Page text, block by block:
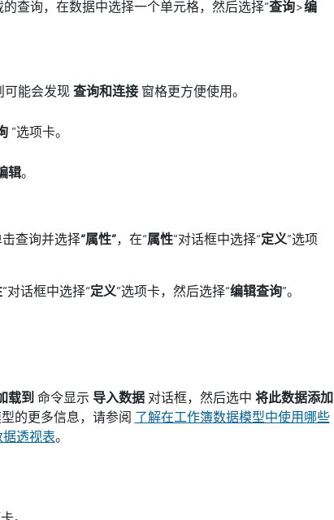
查询，在数据中选择一个单元格，然后选择“查询>编
可能会发现查询和连接窗格更方便使用。
”选项卡。
辑。
查询并选择“属性”，在“属性”对话框中选择“定义”选项
”对话框中选择“定义”选项卡，然后选择“编辑查询”。
载到 命令显示 导入数据对话框，然后选中 将此数据添加
的更多信息，请参阅 了解在工作簿数据模型中使用哪些
透视表。